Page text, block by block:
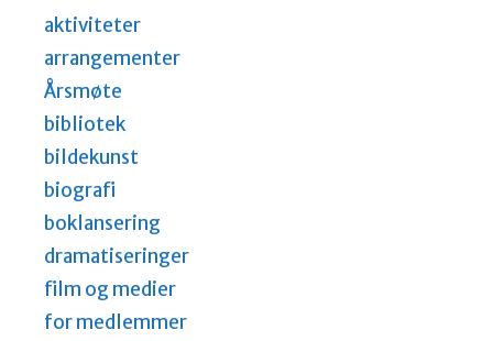
aktiviteter
arrangementer
Årsmøte
bibliotek
bildekunst
biografi
boklansering
dramatiseringer
film og medier
for medlemmer